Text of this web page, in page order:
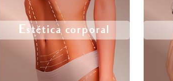
Estética corporal